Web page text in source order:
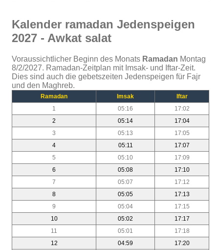
Kalender ramadan Jedenspeigen
2027 - Awkat salat
Voraussichtlicher Beginn des Monats Ramadan Montag
8/2/2027. Ramadan-Zeitplan mit Imsak- und Iftar-Zeit.
Dies sind auch die gebetszeiten Jedenspeigen für Fajr
und den Maghreb.
Ramadan Imsak
Iftar
1
05:16
17:02
2
05:14
17:04
3
05:13
17:05
4
05:11
17:07
5
05:10
17:09
6
05:08
17:10
7
05:07
17:12
8
05:05
17:13
9
05:04
17:15
10
05:02
17:17
11
05:01
17:18
12
04:59
17:20